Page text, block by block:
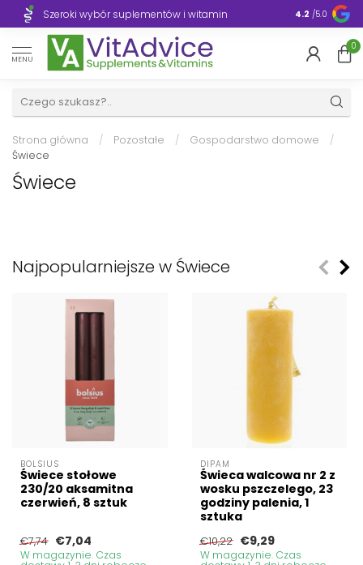
Szeroki wybór suplementów i witamin 4.2 /5.0
MENU
0
Strona główna / Pozostałe / Gospodarstwo domowe
/
Świece
Świece
Najpopularniejsze w Świece
BOLSIUS
Świece stołowe
230/20 aksamitna
czerwień, 8 sztuk
€7,74 €7,04
W magazynie. Czas
DIPAM
Świeca walcowa nr 2 z
wosku pszczelego, 23
godziny palenia, 1
sztuka
€10,22 €9,29
W magazynie. Czas